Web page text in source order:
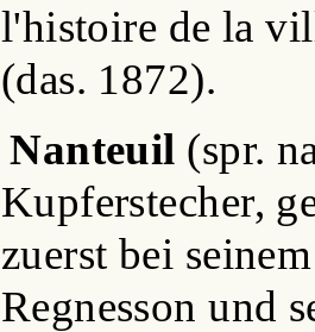
l'histoire de la
(das. 1872).
Nanteuil (spr.
Kupferstecher,
zuerst bei
Regnesson und